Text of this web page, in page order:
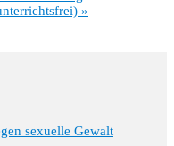
»
sexuelle Gewalt